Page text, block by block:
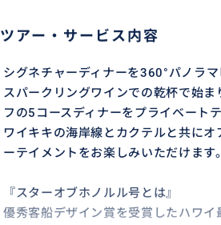
ツアー・サービス内容
シグネチャーディナーを360°パノラ
スパークリングワインでの乾杯で始
フの5コースディナーをプライベート
ワイキキの海岸線とカクテルと共に
ーテイメントをお楽しみいただけます
『スターオブホノルル号とは』
優秀客船デザイン賞を受賞したハワ